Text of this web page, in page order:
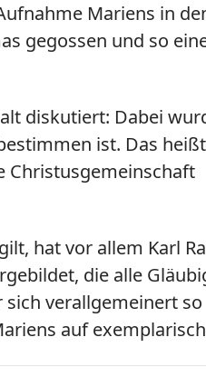
Mariens in
gegossen und so
diskutiert: Dabei
ist. Das
Christusgemeinschaft
hat vor allem Karl
die alle
verallgemeinert so
auf